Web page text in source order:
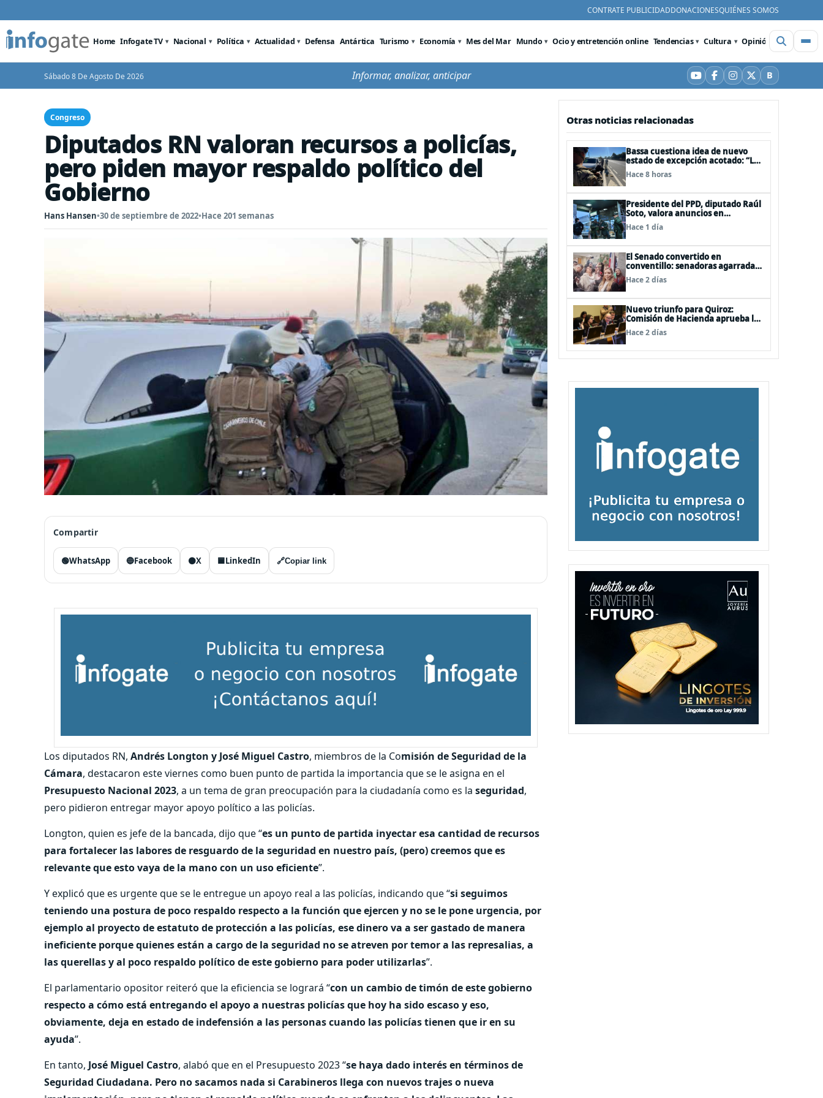
CONTRATE PUBLICIDADDONACIONESQUIÉNES SOMOS
Home Infogate TV Nacional Política Actualidad Defensa Antártica Turismo Economía Mes del Mar Mundo Ocio y entretención online Tendencias Cultura Opinión Videos
Sábado 8 De Agosto De 2026 Informar, analizar, anticipar YouTube
Facebook
Instagram
X BBluesky
Congreso
Diputados RN valoran recursos a policías,
pero piden mayor respaldo político del
Gobierno
Hans Hansen•30 de septiembre de 2022•Hace 201 semanas
Compartir
🟢WhatsApp 🔵Facebook ⚫X 🟦LinkedIn 🔗Copiar link
Los diputados RN, Andrés Longton y José Miguel Castro, miembros de la Comisión de Seguridad de la
Cámara, destacaron este viernes como buen punto de partida la importancia que se le asigna en el
Presupuesto Nacional 2023, a un tema de gran preocupación para la ciudadanía como es la seguridad,
pero pidieron entregar mayor apoyo político a las policías.
Longton, quien es jefe de la bancada, dijo que “es un punto de partida inyectar esa cantidad de recursos
para fortalecer las labores de resguardo de la seguridad en nuestro país, (pero) creemos que es
relevante que esto vaya de la mano con un uso eficiente”.
Y explicó que es urgente que se le entregue un apoyo real a las policías, indicando que “si seguimos
teniendo una postura de poco respaldo respecto a la función que ejercen y no se le pone urgencia, por
ejemplo al proyecto de estatuto de protección a las policías, ese dinero va a ser gastado de manera
ineficiente porque quienes están a cargo de la seguridad no se atreven por temor a las represalias, a
las querellas y al poco respaldo político de este gobierno para poder utilizarlas”.
El parlamentario opositor reiteró que la eficiencia se logrará “con un cambio de timón de este gobierno
respecto a cómo está entregando el apoyo a nuestras policías que hoy ha sido escaso y eso,
obviamente, deja en estado de indefensión a las personas cuando las policías tienen que ir en su
ayuda”.
En tanto, José Miguel Castro, alabó que en el Presupuesto 2023 “se haya dado interés en términos de
Seguridad Ciudadana. Pero no sacamos nada si Carabineros llega con nuevos trajes o nueva
Otras noticias relacionadas
Bassa cuestiona idea de nuevo
estado de excepción acotado: “Las
FFAA no son policías”
Hace 8 horas
Presidente del PPD, diputado Raúl
Soto, valora anuncios en
seguridad pero advierte ausencia
clave: alzamiento del secreto
Hace 1 día
El Senado convertido en
conventillo: senadoras agarradas
de las mechas
Hace 2 días
Nuevo triunfo para Quiroz:
Comisión de Hacienda aprueba los
vetos a la Megarreforma
Hace 2 días